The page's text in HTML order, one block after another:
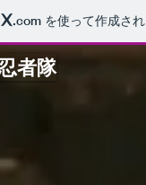
.com を使って作成さ
者隊